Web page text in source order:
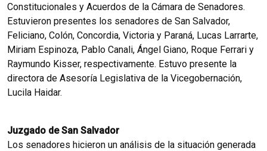
Constitucionales y Acuerdos de la Cámara de Senadores.
Estuvieron presentes los senadores de San Salvador,
Feliciano, Colón, Concordia, Victoria y Paraná, Lucas Larrarte,
Miriam Espinoza, Pablo Canali, Ángel Giano, Roque Ferrari y
Raymundo Kisser, respectivamente. Estuvo presente la
directora de Asesoría Legislativa de la Vicegobernación,
Lucila Haidar.
Juzgado de San Salvador
Los senadores hicieron un análisis de la situación generada